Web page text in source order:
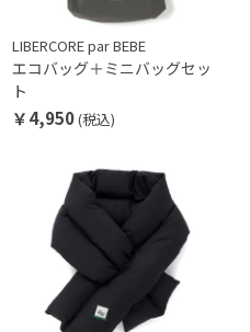
LIBERCORE par BEBE
エコバッグ＋ミニバッグセッ
ト
￥4,950(税込)